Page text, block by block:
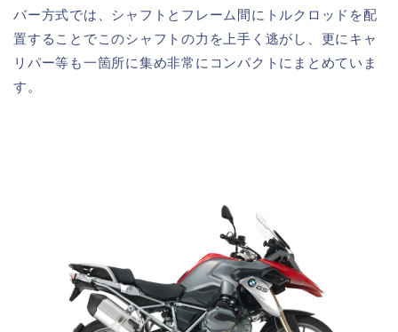
バー方式では、シャフトとフレーム間にトルクロッドを配
置することでこのシャフトの力を上手く逃がし、更にキャ
リパー等も一箇所に集め非常にコンパクトにまとめていま
す。